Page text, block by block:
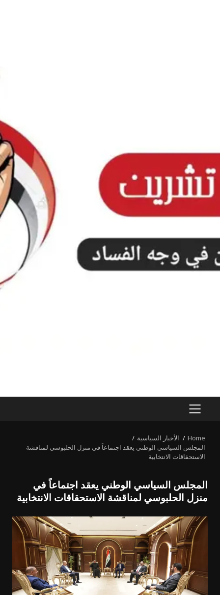
PRIMARY
Home
الأخبار السياسية
المجلس السياسي الوطني يعقد اجتماعاً في منزل الحلبوسي لمناقشة
الاستحقاقات الانتخابية
المجلس السياسي الوطني يعقد اجتماعاً في
منزل الحلبوسي لمناقشة الاستحقاقات الانتخابية